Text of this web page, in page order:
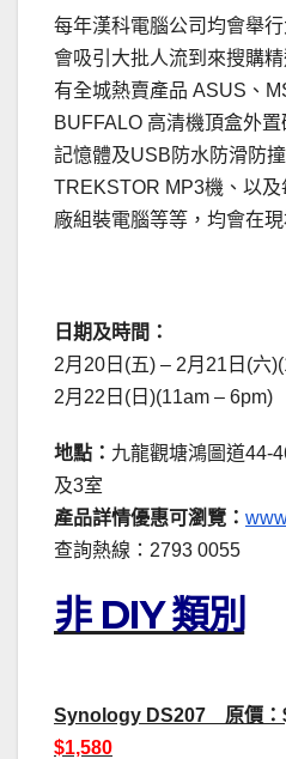
每年漢科電腦公司均會舉
會吸引大批人流到來搜購
有全城熱賣產品 ASUS、
BUFFALO 高清機頂盒外
記憶體及USB防水防滑防
TREKSTOR MP3機、以
廠組裝電腦等等，均會在
日期及時間：
2月20日(五) – 2月21日(六
2月22日(日)(11am – 6pm)
地點： 九龍觀塘鴻圖道44-
及3室
產品詳情優惠可瀏覽：
查詢熱線：2793 0055
非 DIY 類別
Synology DS207 原價
$1,580